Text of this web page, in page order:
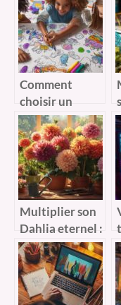
: plongee dans
l’histoire
maritime
Comment
choisir un
coloriage à
imprimer pour
stimuler la
créativité des
enfants
Multiplier son
Dahlia eternel :
les secrets
d’une division
parfaite des
tubercules